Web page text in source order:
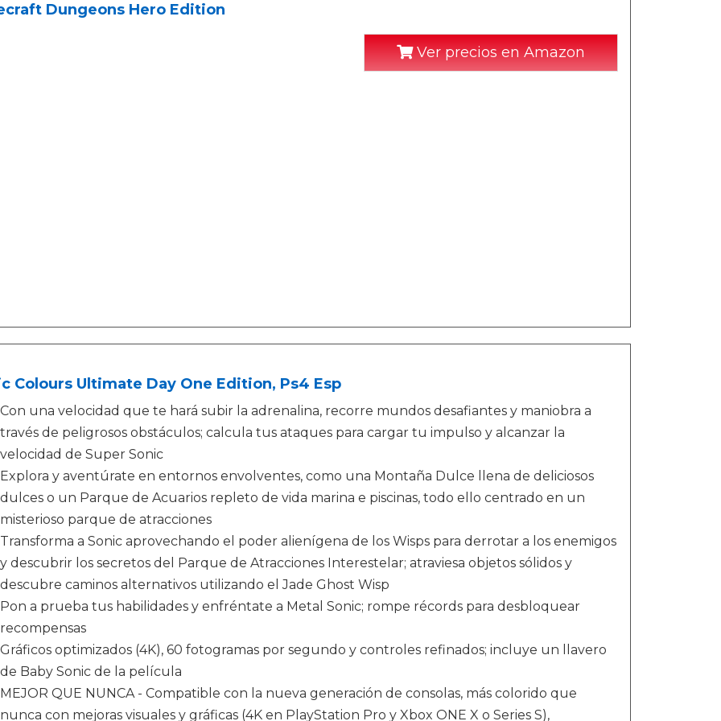
Dungeons Hero Edition
Ver precios en Amazon
Colours Ultimate Day One Edition, Ps4 Esp
Con una velocidad que te hará subir la adrenalina, recorre mundos desafiantes y maniobra a
través de peligrosos obstáculos; calcula tus ataques para cargar tu impulso y alcanzar la
velocidad de Super Sonic
Explora y aventúrate en entornos envolventes, como una Montaña Dulce llena de deliciosos
dulces o un Parque de Acuarios repleto de vida marina e piscinas, todo ello centrado en un
misterioso parque de atracciones
Transforma a Sonic aprovechando el poder alienígena de los Wisps para derrotar a los enemigos
y descubrir los secretos del Parque de Atracciones Interestelar; atraviesa objetos sólidos y
descubre caminos alternativos utilizando el Jade Ghost Wisp
Pon a prueba tus habilidades y enfréntate a Metal Sonic; rompe récords para desbloquear
recompensas
Gráficos optimizados (4K), 60 fotogramas por segundo y controles refinados; incluye un llavero
de Baby Sonic de la película
MEJOR QUE NUNCA - Compatible con la nueva generación de consolas, más colorido que
nunca con mejoras visuales y gráficas (4K en PlayStation Pro y Xbox ONE X o Series S),